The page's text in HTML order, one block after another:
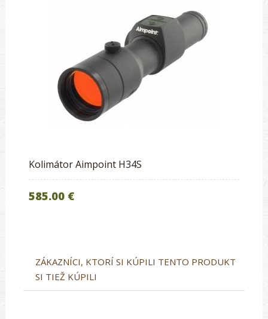
Kolimátor Aimpoint H34S
585.00 €
ZÁKAZNÍCI, KTORÍ SI KÚPILI TENTO PRODUKT
SI TIEŽ KÚPILI